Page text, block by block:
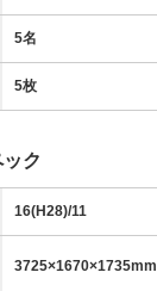
5名
5枚
ク
16(H28)/11
3725×1670×1735mm